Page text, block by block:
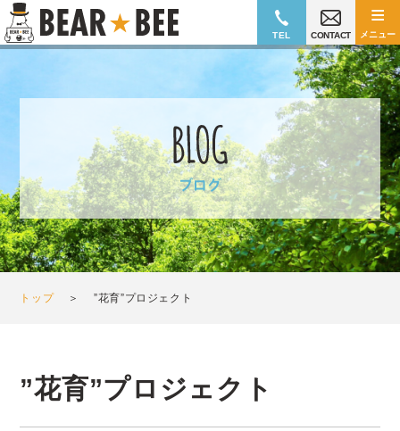
≡
メニュー
TEL CONTACT
トップ＞”花育”プロジェクト
”花育”プロジェクト